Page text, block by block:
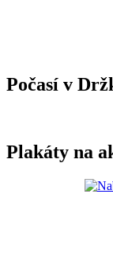
Počasí v
Plakáty na